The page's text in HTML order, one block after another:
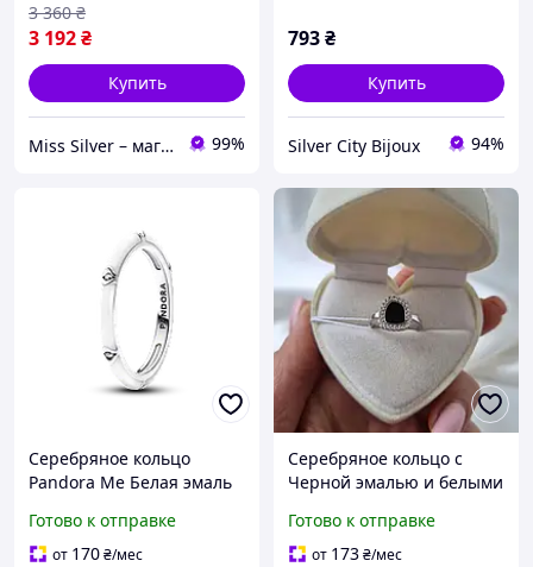
3 192₴
3 360 ₴
Купить
Miss Silver – магазин ювелирных украшений из серебра 99%
793₴
Купить
Silver City Bijoux 94%
Серебряное кольцо
Pandora Me Белая эмаль
Готово к отправке
от 170₴/мес
Серебряное кольцо с
Черной эмалью и белыми
серебро 925 пробы
Родированное 1609к 1.73г
Готово к отправке
от 173₴/мес